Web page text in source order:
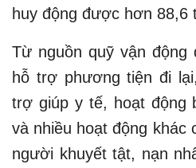
huy động được hơn 88,6
Từ nguồn quỹ vận
hỗ trợ phương tiện đi
trợ giúp y tế, hoạt động
và nhiều hoạt động khác
người khuyết tật, nạn